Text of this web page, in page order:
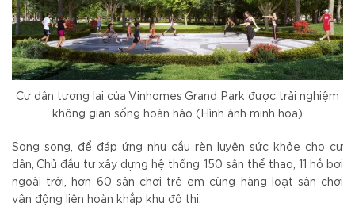
Cư dân tương lai của Vinhomes Grand Park được trải nghiệm
không gian sống hoàn hảo (Hình ảnh minh họa)
Song song, để đáp ứng nhu cầu rèn luyện sức khỏe cho cư
dân, Chủ đầu tư xây dựng hệ thống 150 sân thể thao, 11 hồ bơi
ngoài trời, hơn 60 sân chơi trẻ em cùng hàng loạt sân chơi
vận động liên hoàn khắp khu đô thị.